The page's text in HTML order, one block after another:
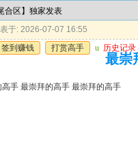
合区】独家发表
于: 2026-07-07 16:55
签到赚钱
打赏高手 u 历史记录
最崇
手 最崇拜的高手 最崇拜的高手